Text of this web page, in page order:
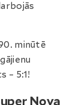
minūtē
– 5:1!
Nova